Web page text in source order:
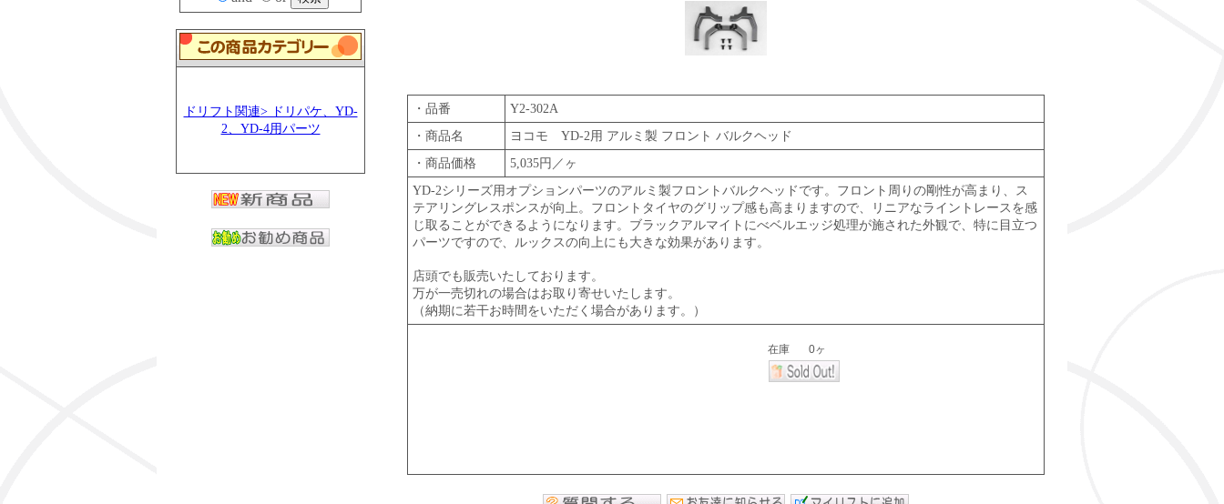
ドリフト関連> ドリパケ、YD-
2、YD-4用パーツ
・品番
Y2-302A
・商品名
ヨコモ YD-2用 アルミ製 フロント バルクヘッド
・商品価格
5,035円／ヶ
YD-2シリーズ用オプションパーツのアルミ製フロントバルクヘッドです。フロント周りの剛性が高まり、ス
テアリングレスポンスが向上。フロントタイヤのグリップ感も高まりますので、リニアなライントレースを感
じ取ることができるようになります。ブラックアルマイトにべベルエッジ処理が施された外観で、特に目立つ
パーツですので、ルックスの向上にも大きな効果があります。
店頭でも販売いたしております。
万が一売切れの場合はお取り寄せいたします。
（納期に若干お時間をいただく場合があります。）